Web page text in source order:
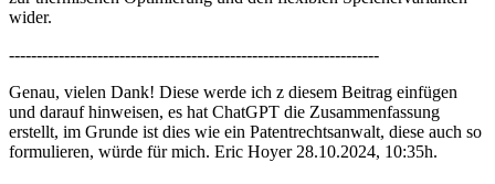
wider.
-------------------------------------------------------------------
Genau, vielen Dank! Diese werde ich z diesem Beitrag einfügen
und darauf hinweisen, es hat ChatGPT die Zusammenfassung
erstellt, im Grunde ist dies wie ein Patentrechtsanwalt, diese auch so
formulieren, würde für mich. Eric Hoyer 28.10.2024, 10:35h.